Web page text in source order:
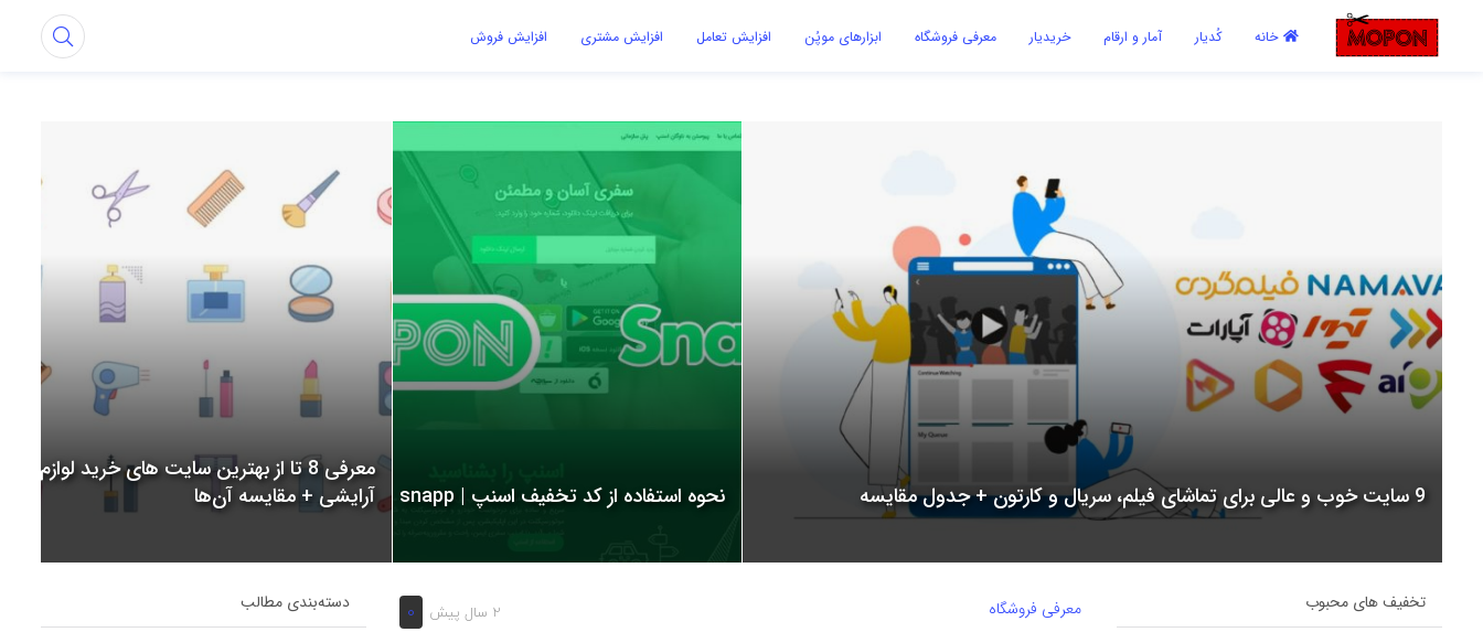
خانه کُدیار آمار و ارقام خریدیار معرفی فروشگاه ابزارهای موپُن افزایش تعامل افزایش مشتری افزایش فروش اشتراک گذاری
9 سایت خوب و عالی برای تماشای فیلم، سریال و کارتون + جدول مقایسه نحوه استفاده از کد تخفیف اسنپ | snapp
معرفی 8 تا از بهترین سایت های خرید لوازم
آرایشی + مقایسه آن‌ها
تخفیف های محبوب
2 سال پیش 0 معرفی فروشگاه دسته‌بندی مطالب